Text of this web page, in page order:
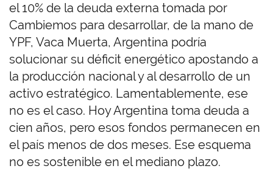
el 10% de la deuda externa tomada por
Cambiemos para desarrollar, de la mano de
YPF, Vaca Muerta, Argentina podría
solucionar su déficit energético apostando a
la producción nacional y al desarrollo de un
activo estratégico. Lamentablemente, ese
no es el caso. Hoy Argentina toma deuda a
cien años, pero esos fondos permanecen en
el país menos de dos meses. Ese esquema
no es sostenible en el mediano plazo.